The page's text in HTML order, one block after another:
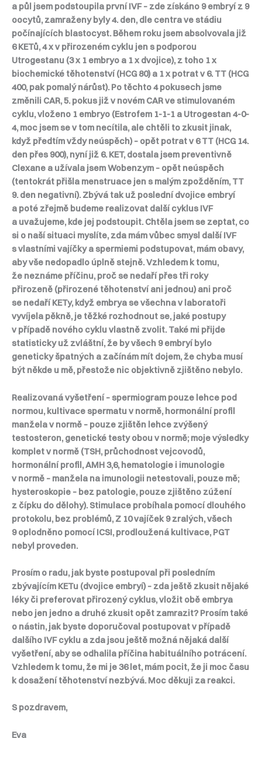
a půl jsem podstoupila první IVF – zde získáno 9 embryí z 9
oocytů, zamraženy byly 4. den, dle centra ve stádiu
počínajících blastocyst. Během roku jsem absolvovala již
6 KETů, 4 x v přirozeném cyklu jen s podporou
Utrogestanu (3 x 1 embryo a 1 x dvojice), z toho 1 x
biochemické těhotenství (HCG 80) a 1 x potrat v 6. TT (HCG
400, pak pomalý nárůst). Po těchto 4 pokusech jsme
změnili CAR, 5. pokus již v novém CAR ve stimulovaném
cyklu, vloženo 1 embryo (Estrofem 1-1-1 a Utrogestan 4-0-
4, moc jsem se v tom necítila, ale chtěli to zkusit jinak,
když předtím vždy neúspěch) – opět potrat v 6 TT (HCG 14.
den přes 900), nyní již 6. KET, dostala jsem preventivně
Clexane a užívala jsem Wobenzym – opět neúspěch
(tentokrát přišla menstruace jen s malým zpožděním, TT
9. den negativní). Zbývá tak už poslední dvojice embryí
a poté zřejmě budeme realizovat další cyklus IVF
a uvažujeme, kde jej podstoupit. Chtěla jsem se zeptat, co
si o naší situaci myslíte, zda mám vůbec smysl další IVF
s vlastními vajíčky a spermiemi podstupovat, mám obavy,
aby vše nedopadlo úplně stejně. Vzhledem k tomu,
že neznáme příčinu, proč se nedaří přes tři roky
přirozeně (přirozené těhotenství ani jednou) ani proč
se nedaří KETy, když embrya se všechna v laboratoři
vyvíjela pěkně, je těžké rozhodnout se, jaké postupy
v případě nového cyklu vlastně zvolit. Také mi přijde
statisticky už zvláštní, že by všech 9 embryí bylo
geneticky špatných a začínám mít dojem, že chyba musí
být někde u mě, přestože nic objektivně zjištěno nebylo.
Realizovaná vyšetření – spermiogram pouze lehce pod
normou, kultivace spermatu v normě, hormonální profil
manžela v normě – pouze zjištěn lehce zvýšený
testosteron, genetické testy obou v normě; moje výsledky
komplet v normě (TSH, průchodnost vejcovodů,
hormonální profil, AMH 3,6, hematologie i imunologie
v normě – manžela na imunologii netestovali, pouze mě;
hysteroskopie – bez patologie, pouze zjištěno zúžení
z čípku do dělohy). Stimulace probíhala pomocí dlouhého
protokolu, bez problémů, Z 10 vajíček 9 zralých, všech
9 oplodněno pomocí ICSI, prodloužená kultivace, PGT
nebyl proveden.
Prosím o radu, jak byste postupoval při posledním
zbývajícím KETu (dvojice embryí) – zda ještě zkusit nějaké
léky či preferovat přirozený cyklus, vložit obě embrya
nebo jen jedno a druhé zkusit opět zamrazit? Prosím také
o nástin, jak byste doporučoval postupovat v případě
dalšího IVF cyklu a zda jsou ještě možná nějaká další
vyšetření, aby se odhalila příčina habituálního potrácení.
Vzhledem k tomu, že mi je 36 let, mám pocit, že ji moc času
k dosažení těhotenství nezbývá. Moc děkuji za reakci.
S pozdravem,
Eva